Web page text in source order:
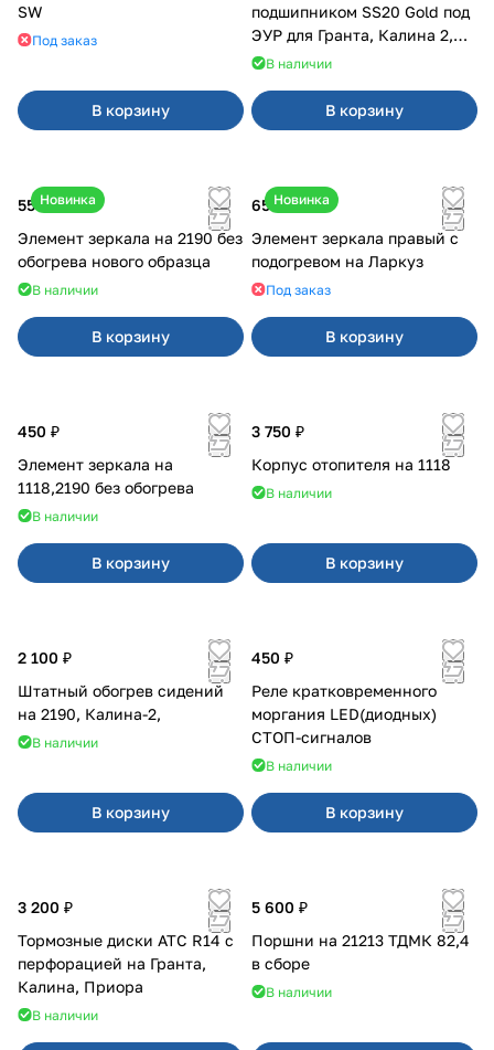
SW
Под заказ
В корзину
подшипником SS20 Gold под
ЭУР для Гранта, Калина 2,
Datsun
В наличии
В корзину
Новинка
550 ₽
Элемент зеркала на 2190 без
обогрева нового образца
В наличии
В корзину
Новинка
650 ₽
Элемент зеркала правый с
подогревом на Ларкуз
Под заказ
В корзину
450 ₽
Элемент зеркала на
1118,2190 без обогрева
В наличии
В корзину
3 750 ₽
Корпус отопителя на 1118
В наличии
В корзину
2 100 ₽
Штатный обогрев сидений
на 2190, Калина-2,
В наличии
В корзину
450 ₽
Реле кратковременного
моргания LED(диодных)
СТОП-сигналов
В наличии
В корзину
3 200 ₽
Тормозные диски АТС R14 с
перфорацией на Гранта,
Калина, Приора
В наличии
5 600 ₽
Поршни на 21213 ТДМК 82,4
в сборе
В наличии